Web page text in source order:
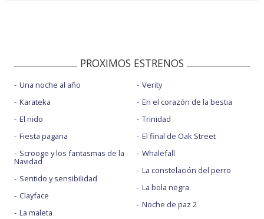
PROXIMOS ESTRENOS
Una noche al año
Karateka
El nido
Fiesta pagäna
Scrooge y los fantasmas de la
Navidad
Sentido y sensibilidad
Clayface
La maleta
Verity
En el corazón de la bestia
Trinidad
El final de Oak Street
Whalefall
La constelación del perro
La bola negra
Noche de paz 2